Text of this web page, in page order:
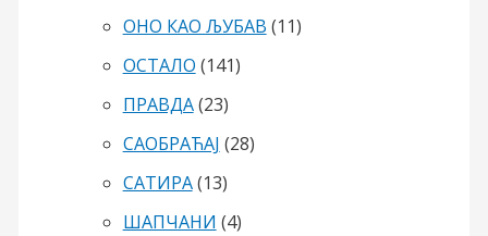
ОНО КАО ЉУБАВ (11)
ОСТАЛО (141)
ПРАВДА(23)
САОБРАЋАЈ (28)
САТИРА(13)
ШАПЧАНИ (4)